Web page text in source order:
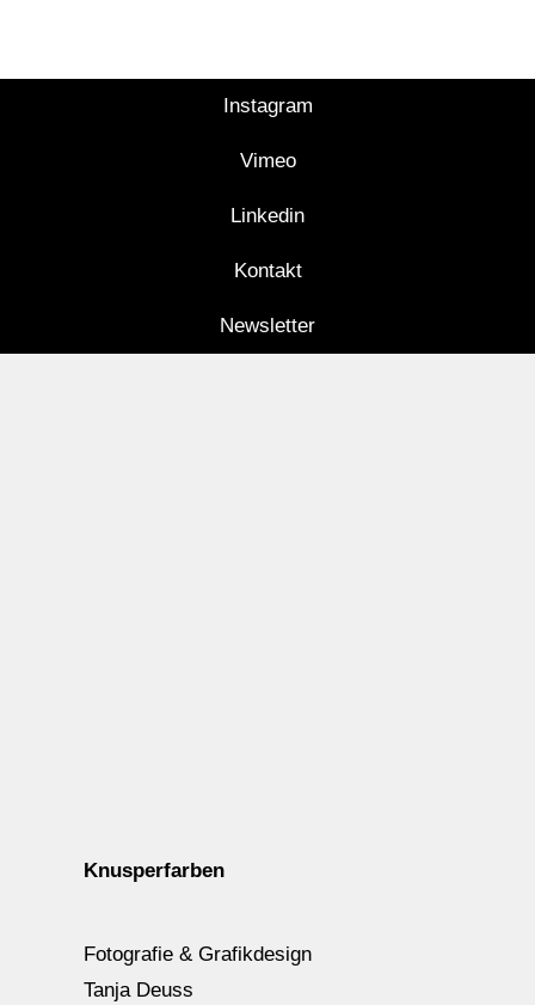
Instagram
Vimeo
Linkedin
Kontakt
Newsletter
Knusperfarben
Fotografie & Grafikdesign
Tanja Deuss